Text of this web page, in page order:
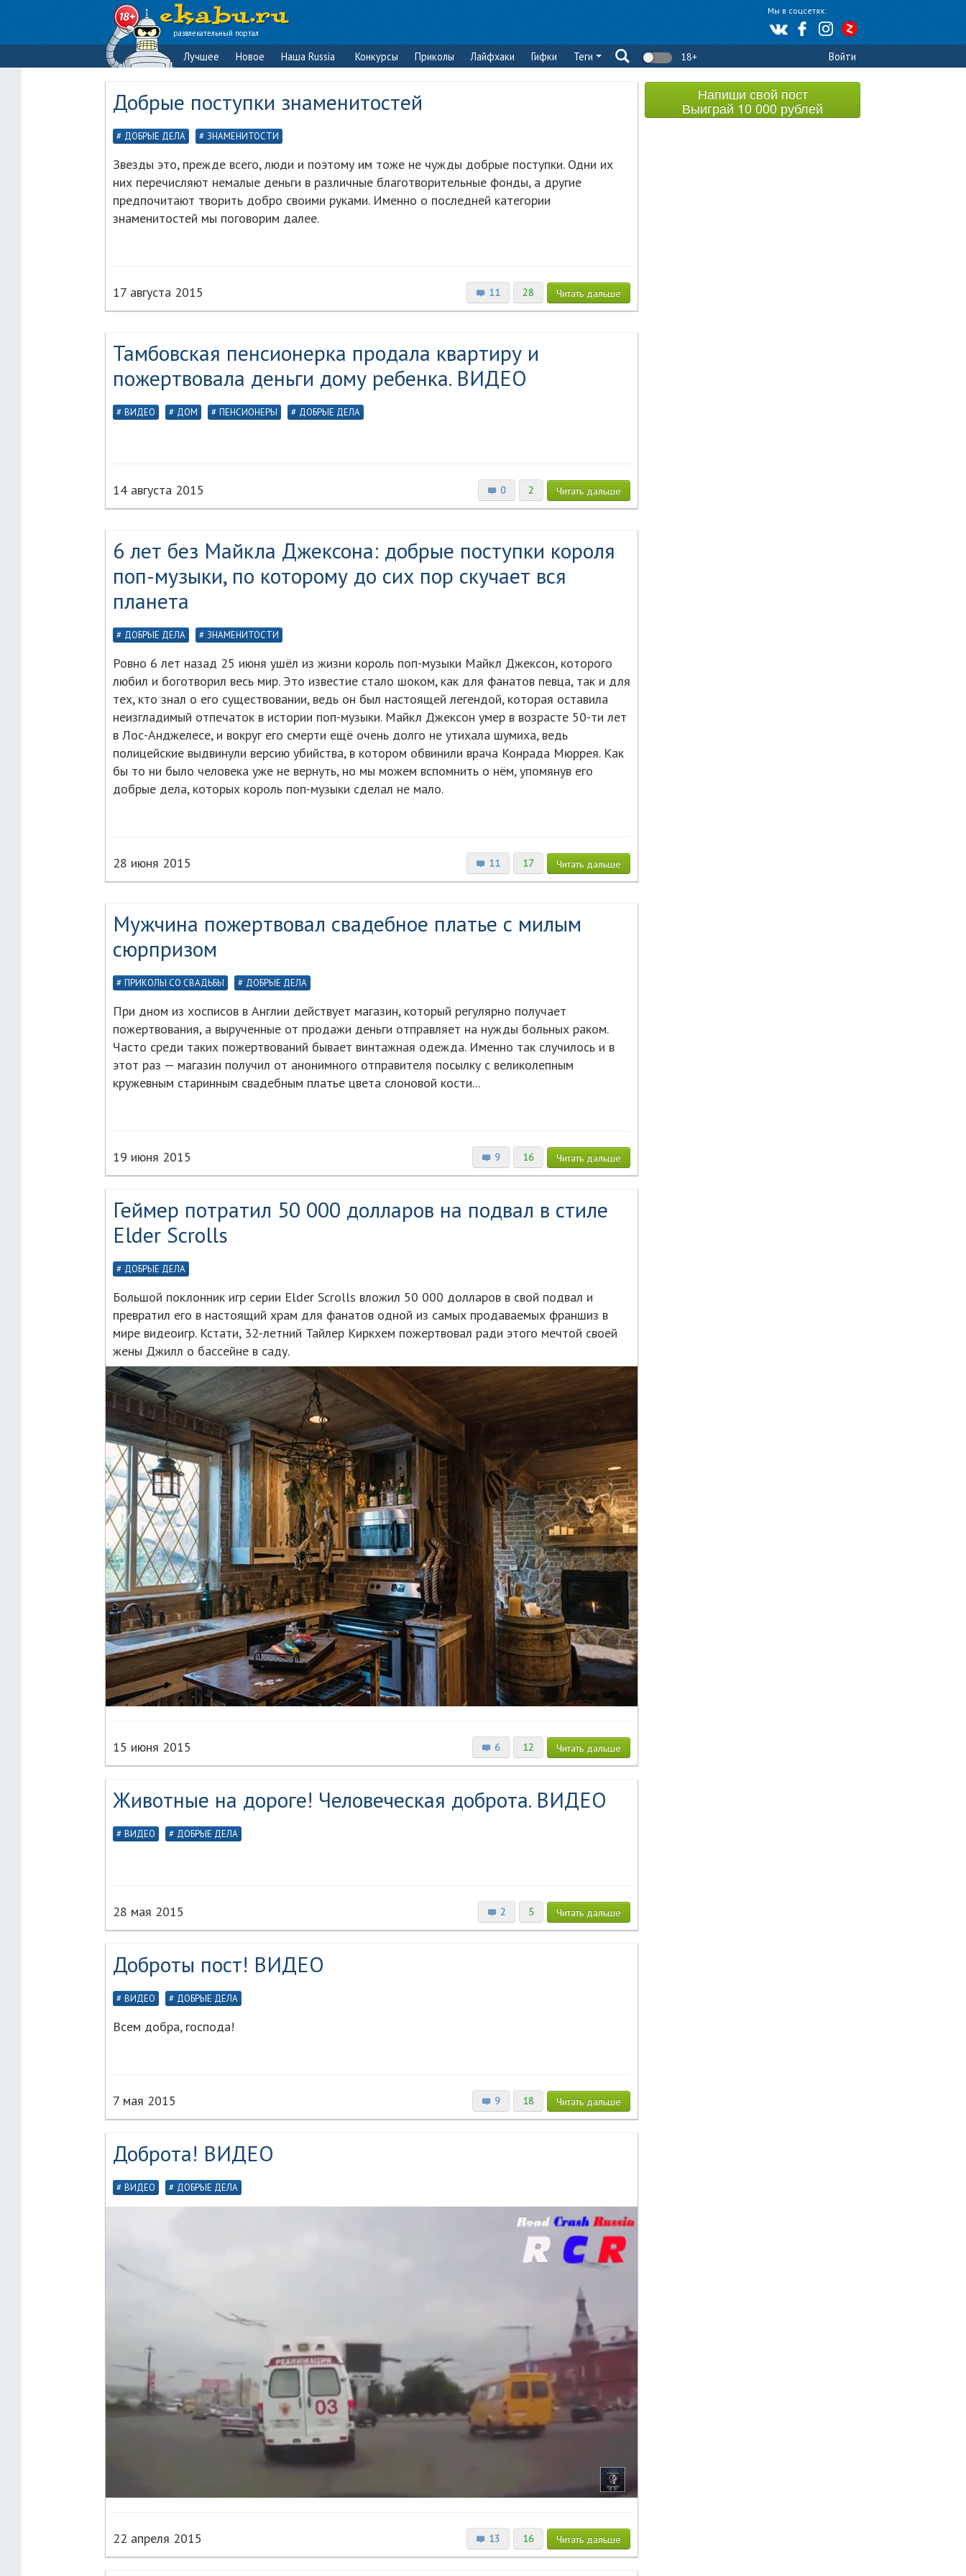
Мы в соцсетях:
развлекательный портал
Лучшее Новое Наша Russia Конкурсы Приколы Лайфхаки Гифки Теги 18+ Войти
Добрые поступки знаменитостей
ДОБРЫЕ ДЕЛА ЗНАМЕНИТОСТИ
Звезды это, прежде всего, люди и поэтому им тоже не чужды добрые поступки. Одни их
них перечисляют немалые деньги в различные благотворительные фонды, а другие
предпочитают творить добро своими руками. Именно о последней категории
знаменитостей мы поговорим далее.
11 28 Читать дальше
17 августа 2015
Тамбовская пенсионерка продала квартиру и
пожертвовала деньги дому ребенка. ВИДЕО
ВИДЕО ДОМ ПЕНСИОНЕРЫ ДОБРЫЕ ДЕЛА
0 2 Читать дальше
14 августа 2015
6 лет без Майкла Джексона: добрые поступки короля
поп-музыки, по которому до сих пор скучает вся
планета
ДОБРЫЕ ДЕЛА ЗНАМЕНИТОСТИ
Ровно 6 лет назад 25 июня ушёл из жизни король поп-музыки Майкл Джексон, которого
любил и боготворил весь мир. Это известие стало шоком, как для фанатов певца, так и для
тех, кто знал о его существовании, ведь он был настоящей легендой, которая оставила
неизгладимый отпечаток в истории поп-музыки. Майкл Джексон умер в возрасте 50-ти лет
в Лос-Анджелесе, и вокруг его смерти ещё очень долго не утихала шумиха, ведь
полицейские выдвинули версию убийства, в котором обвинили врача Конрада Мюррея. Как
бы то ни было человека уже не вернуть, но мы можем вспомнить о нём, упомянув его
добрые дела, которых король поп-музыки сделал не мало.
11 17 Читать дальше
28 июня 2015
Мужчина пожертвовал свадебное платье с милым
сюрпризом
ПРИКОЛЫ СО СВАДЬБЫ ДОБРЫЕ ДЕЛА
При дном из хосписов в Англии действует магазин, который регулярно получает
пожертвования, а вырученные от продажи деньги отправляет на нужды больных раком.
Часто среди таких пожертвований бывает винтажная одежда. Именно так случилось и в
этот раз — магазин получил от анонимного отправителя посылку с великолепным
кружевным старинным свадебным платье цвета слоновой кости...
9 16 Читать дальше
19 июня 2015
Геймер потратил 50 000 долларов на подвал в стиле
Elder Scrolls
ДОБРЫЕ ДЕЛА
Большой поклонник игр серии Elder Scrolls вложил 50 000 долларов в свой подвал и
превратил его в настоящий храм для фанатов одной из самых продаваемых франшиз в
мире видеоигр. Кстати, 32-летний Тайлер Киркхем пожертвовал ради этого мечтой своей
жены Джилл о бассейне в саду.
6 12 Читать дальше
15 июня 2015
Животные на дороге! Человеческая доброта. ВИДЕО
ВИДЕО ДОБРЫЕ ДЕЛА
2 5 Читать дальше
28 мая 2015
Доброты пост! ВИДЕО
ВИДЕО ДОБРЫЕ ДЕЛА
Всем добра, господа!
9 18 Читать дальше
7 мая 2015
Доброта! ВИДЕО
ВИДЕО ДОБРЫЕ ДЕЛА
13 16 Читать дальше
22 апреля 2015
Напиши свой пост
Выиграй 10 000 рублей